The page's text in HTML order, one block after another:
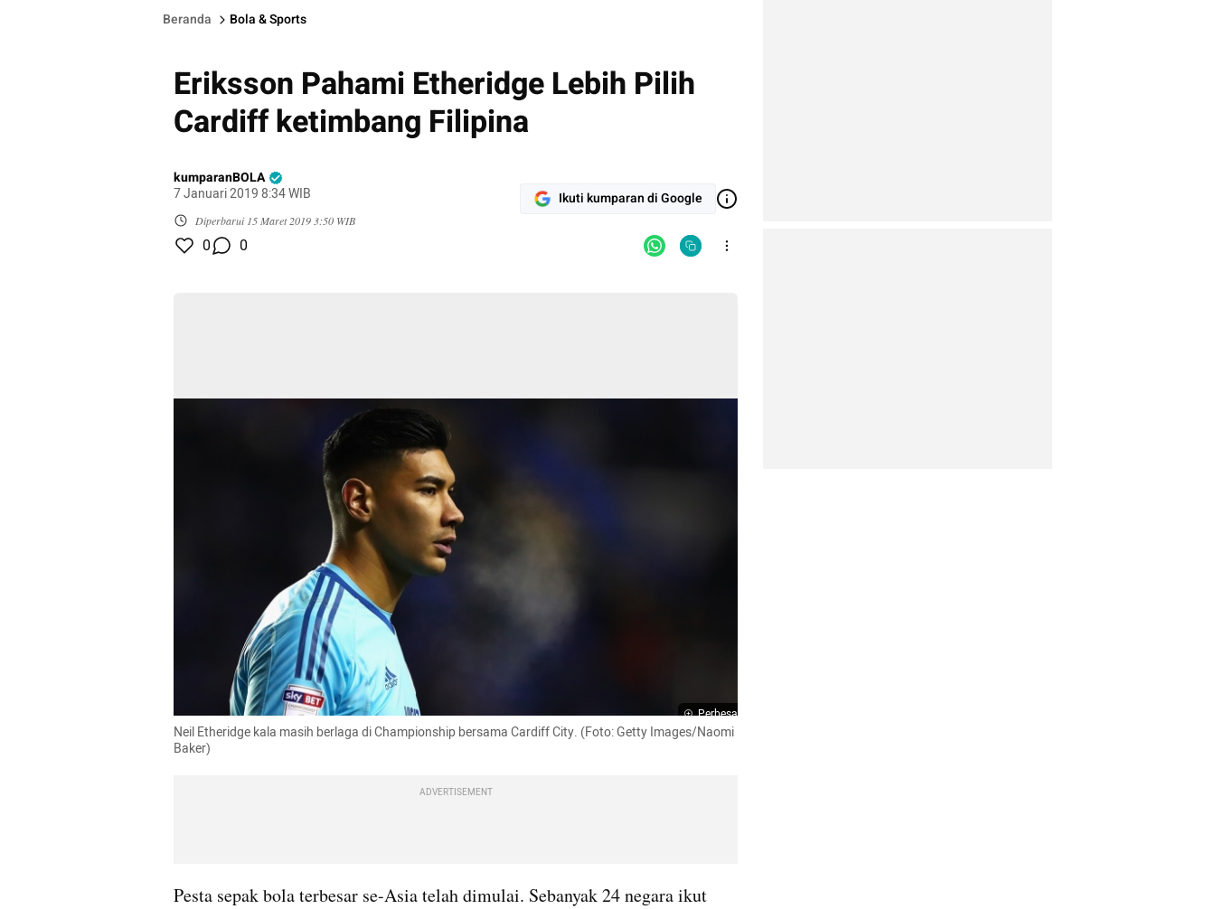
Beranda Bola & Sports
Eriksson Pahami Etheridge Lebih Pilih
Cardiff ketimbang Filipina
kumparanBOLA
7 Januari 2019 8:34 WIB
Diperbarui 15 Maret 2019 3:50 WIB
Ikuti kumparan di Google
0 0
Perbesar
Neil Etheridge kala masih berlaga di Championship bersama Cardiff City. (Foto: Getty Images/Naomi
Baker)
ADVERTISEMENT
Pesta sepak bola terbesar se-Asia telah dimulai. Sebanyak 24 negara ikut